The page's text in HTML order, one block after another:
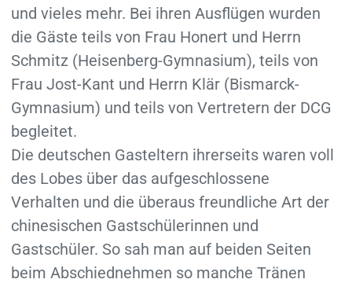
und vieles mehr. Bei ihren Ausflügen wurden
die Gäste teils von Frau Honert und Herrn
Schmitz (Heisenberg-Gymnasium), teils von
Frau Jost-Kant und Herrn Klär (Bismarck-
Gymnasium) und teils von Vertretern der DCG
begleitet.
Die deutschen Gasteltern ihrerseits waren voll
des Lobes über das aufgeschlossene
Verhalten und die überaus freundliche Art der
chinesischen Gastschülerinnen und
Gastschüler. So sah man auf beiden Seiten
beim Abschiednehmen so manche Tränen